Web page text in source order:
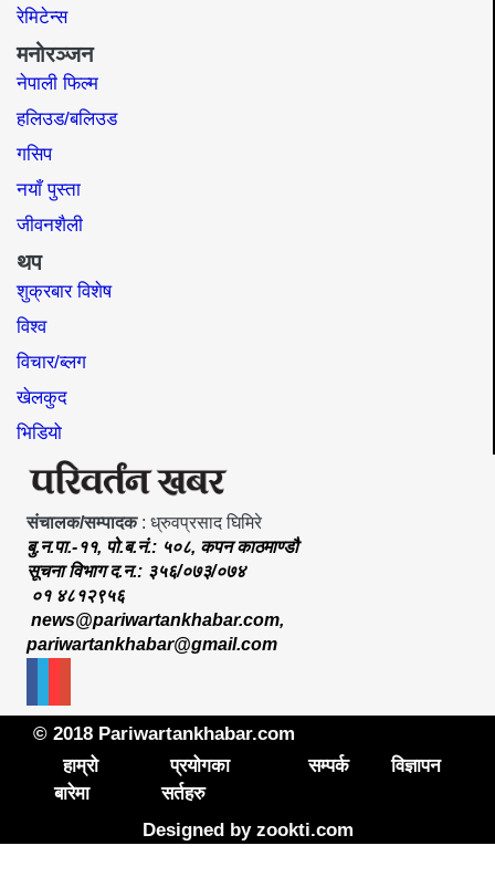
रेमिटेन्स
मनोरञ्जन
नेपाली फिल्म
हलिउड/बलिउड
गसिप
नयाँ पुस्ता
जीवनशैली
थप
शुक्रबार विशेष
विश्व
विचार/ब्लग
खेलकुद
भिडियो
संचालक/सम्पादक: ध्रुवप्रसाद घिमिरे
बु.न.पा.-११, पो.ब.नं.: ५०८, कपन काठमाण्डौ
सूचना विभाग द.न.: ३५६/०७३/०७४
०१ ४८१२९५६
news@pariwartankhabar.com,
pariwartankhabar@gmail.com
© 2018 Pariwartankhabar.com
हाम्रो
बारेमा
प्रयोगका
सर्तहरु
सम्पर्क विज्ञापन
Designed by zookti.com